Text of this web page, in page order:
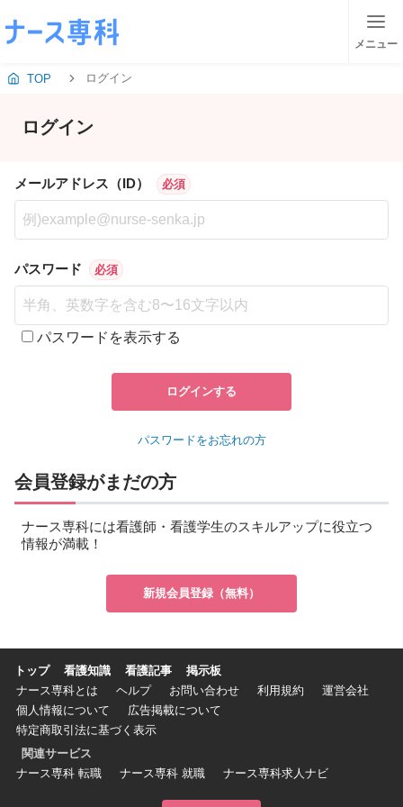
メニュー
TOP ログイン
ログイン
メールアドレス（ID） 必須
パスワード 必須
パスワードを表示する
ログインする
パスワードをお忘れの方
会員登録がまだの方
ナース専科には看護師・看護学生のスキルアップに役立つ
情報が満載！
新規会員登録（無料）
トップ 看護知識 看護記事
掲示板
ナース専科とは
ヘルプ お問い合わせ 利用規約
運営会社
個人情報について
広告掲載について
特定商取引法に基づく表示
関連サービス
ナース専科 転職
ナース専科 就職 ナース専科求人ナビ